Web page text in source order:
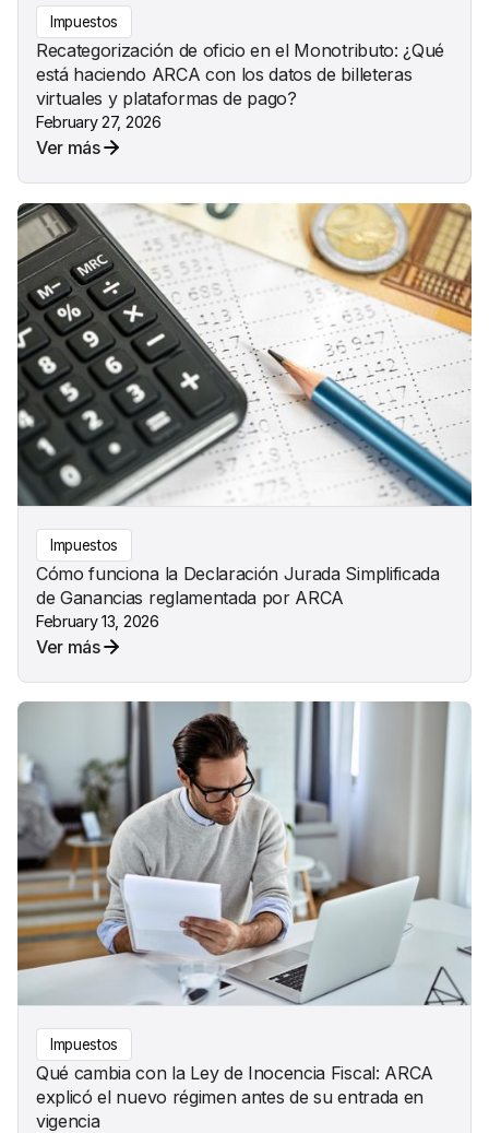
Impuestos
Recategorización de oficio en el Monotributo: ¿Qué
está haciendo ARCA con los datos de billeteras
virtuales y plataformas de pago?
February 27, 2026
Ver más
Impuestos
Cómo funciona la Declaración Jurada Simplificada
de Ganancias reglamentada por ARCA
February 13, 2026
Ver más
Impuestos
Qué cambia con la Ley de Inocencia Fiscal: ARCA
explicó el nuevo régimen antes de su entrada en
vigencia